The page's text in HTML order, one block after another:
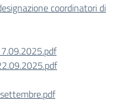
coordinatori di